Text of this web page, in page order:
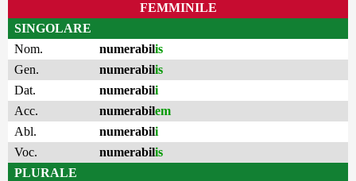
FEMMINILE
SINGOLARE
Nom.
numerabilis
Gen.
numerabilis
Dat.
numerabili
Acc.
numerabilem
Abl.
numerabili
Voc.
numerabilis
PLURALE